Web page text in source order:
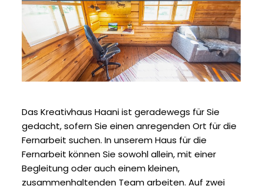
Das Kreativhaus Haani ist geradewegs für Sie
gedacht, sofern Sie einen anregenden Ort für die
Fernarbeit suchen. In unserem Haus für die
Fernarbeit können Sie sowohl allein, mit einer
Begleitung oder auch einem kleinen,
zusammenhaltenden Team arbeiten. Auf zwei